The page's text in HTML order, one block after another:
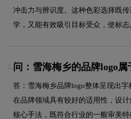
冲击力与辨识度。这种色彩选择既
学，又能有效吸引目标受众，使标志
2. 问：雪海梅乡的品牌logo属
答：雪海梅乡品牌logo整体呈现出
在品牌领域具有较好的适用性，设
核心手法，既符合行业的一般审美